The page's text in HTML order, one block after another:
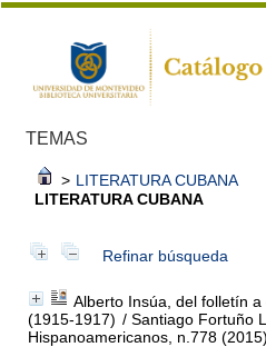
TEMAS
> LITERATURA CUBANA
LITERATURA CUBANA
Refinar búsqueda
Alberto Insúa, del folletín
(1915-1917) / Santiago Fortuño
Hispanoamericanos, n.778 (2015)